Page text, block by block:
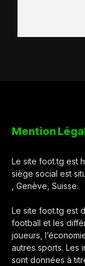
Mention
Le site foot.tg est
siège social est
, Genève, Suisse.
Le site foot.tg est
football et les
joueurs,
autres sports. Les
sont données à